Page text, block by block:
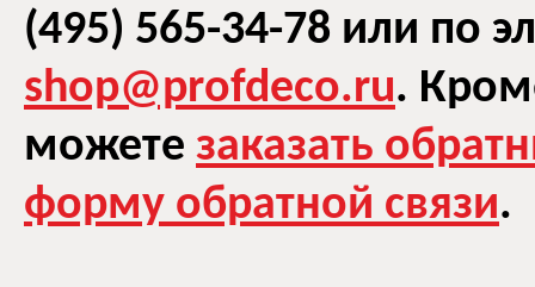
(495) 565-34-78 или по
shop@profdeco.ru.
можете заказать
форму обратной связи.